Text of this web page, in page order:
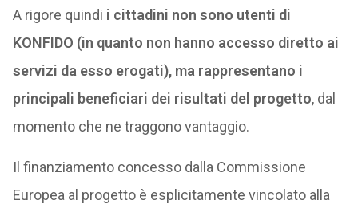
A rigore quindi i cittadini non sono utenti di
KONFIDO (in quanto non hanno accesso diretto ai
servizi da esso erogati), ma rappresentano i
principali beneficiari dei risultati del progetto, dal
momento che ne traggono vantaggio.
Il finanziamento concesso dalla Commissione
Europea al progetto è esplicitamente vincolato alla